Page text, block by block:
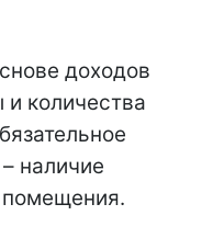
доходов
количества
наличие